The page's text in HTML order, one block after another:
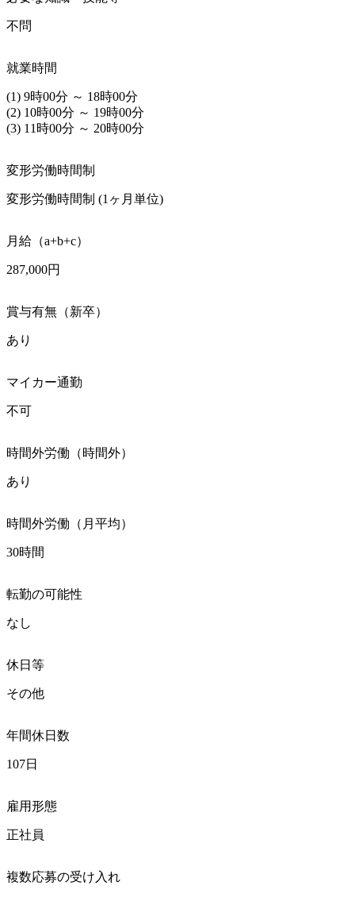
不問
就業時間
(1) 9時00分 ～ 18時00分
(2) 10時00分 ～ 19時00分
(3) 11時00分 ～ 20時00分
変形労働時間制
変形労働時間制 (1ヶ月単位)
月給（a+b+c）
287,000円
賞与有無（新卒）
あり
マイカー通勤
不可
時間外労働（時間外）
あり
時間外労働（月平均）
30時間
転勤の可能性
なし
休日等
その他
年間休日数
107日
雇用形態
正社員
複数応募の受け入れ